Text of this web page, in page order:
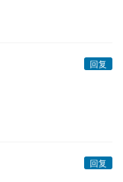
回复
回复